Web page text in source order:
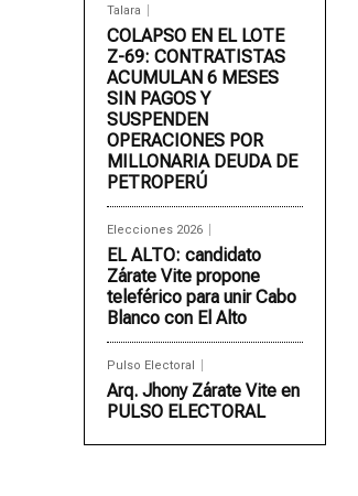
Talara
COLAPSO EN EL LOTE
Z-69: CONTRATISTAS
ACUMULAN 6 MESES
SIN PAGOS Y
SUSPENDEN
OPERACIONES POR
MILLONARIA DEUDA DE
PETROPERÚ
Elecciones 2026
EL ALTO: candidato
Zárate Vite propone
teleférico para unir Cabo
Blanco con El Alto
Pulso Electoral
Arq. Jhony Zárate Vite en
PULSO ELECTORAL